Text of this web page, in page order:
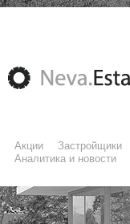
Акции Застройщики
Аналитика и новости